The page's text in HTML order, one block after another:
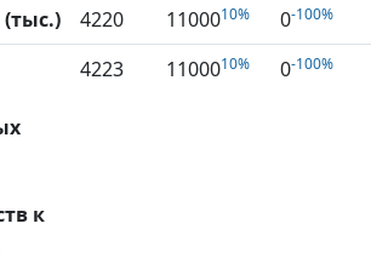
4220 1100010% 0-100%
к
4223 1100010% 0-100%